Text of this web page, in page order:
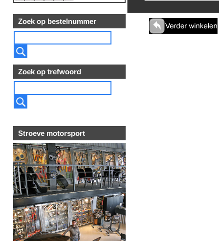
Zoek op bestelnummer
Zoek op trefwoord
Stroeve motorsport